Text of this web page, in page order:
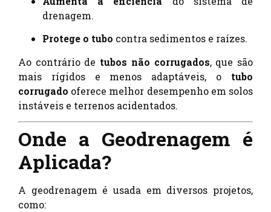
drenagem.
Protege o tubo contra sedimentos e raízes.
Ao contrário de tubos não corrugados, que são
mais rígidos e menos adaptáveis, o tubo
corrugado oferece melhor desempenho em solos
instáveis e terrenos acidentados.
Onde a Geodrenagem é
Aplicada?
A geodrenagem é usada em diversos projetos,
como: